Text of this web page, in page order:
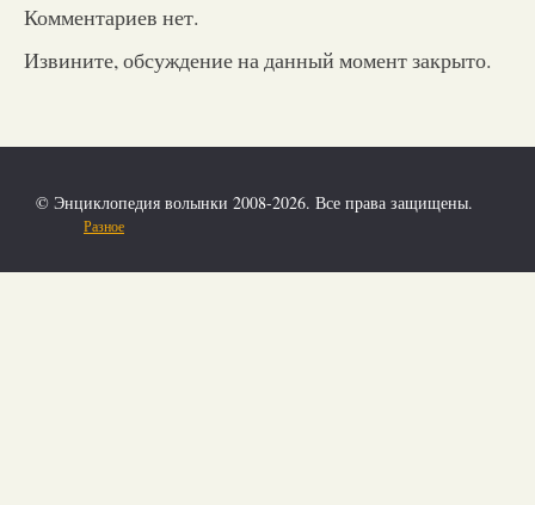
Комментариев нет.
Извините, обсуждение на данный момент закрыто.
© Энциклопедия волынки 2008-2026. Все права защищены.
Разное